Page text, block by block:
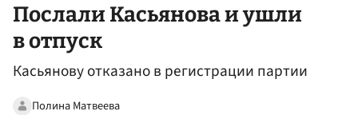
Послали Касьянова и ушли
в отпуск
Касьянову отказано в регистрации партии
Полина Матвеева